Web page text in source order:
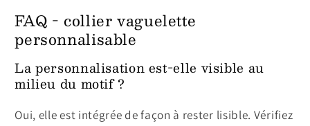
FAQ - collier vaguelette
personnalisable
La personnalisation est-elle visible au
milieu du motif ?
Oui, elle est intégrée de façon à rester lisible. Vérifiez